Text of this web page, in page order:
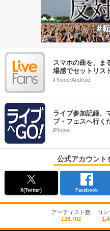
スマホの曲を、ま
場感でセットリス
iPhone/Android
ライブ参加記録、
ブ・フェスへ行く
iPhone
公式アカウント
X(Twitter) Facebook
アーティスト数
126,702
コン